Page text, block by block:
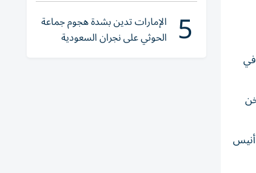
أنيس
5 الإمارات تدين بشدة هجوم جماعة
الحوثي على نجران السعودية